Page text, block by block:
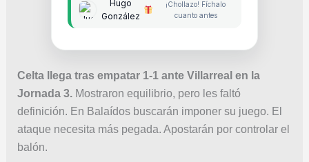
Hugo
González
¡Chollazo! Fíchalo
cuanto antes
Celta llega tras empatar 1-1 ante Villarreal en la
Jornada 3. Mostraron equilibrio, pero les faltó
definición. En Balaídos buscarán imponer su juego. El
ataque necesita más pegada. Apostarán por controlar el
balón.